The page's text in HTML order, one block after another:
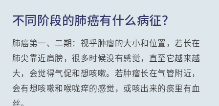
不同阶段的肺癌有什么病征？
肺癌第一、二期：视乎肿瘤的大小和位置，若长在
肺尖靠近肩膀，很多时候没有感觉，直至它越来越
大，会觉得气促和想咳嗽。若肿瘤长在气管附近，
会有想咳嗽和喉咙痒的感觉，或咳出来的痰里有血
丝。